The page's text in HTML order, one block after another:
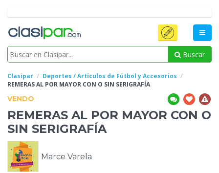
Buscar
Clasipar
Deportes / Artículos de Fútbol y Accesorios
REMERAS AL POR MAYOR CON O SIN SERIGRAFÍA
VENDO
REMERAS AL POR MAYOR CON O
SIN SERIGRAFÍA
Marce Varela